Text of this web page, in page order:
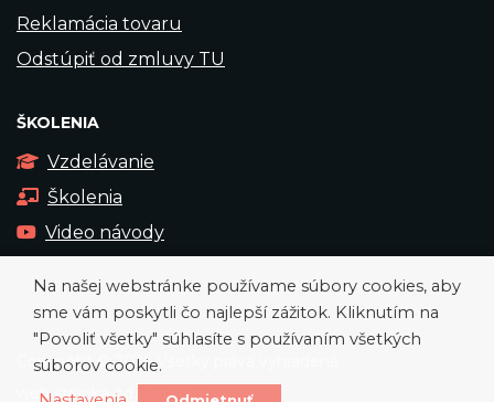
Reklamácia tovaru
Odstúpiť od zmluvy TU
ŠKOLENIA
Vzdelávanie
Školenia
Video návody
Copyright © 2026 Všetky práva vyhradené
web stránka od
okto-digital
Na našej webstránke používame súbory cookies, aby
sme vám poskytli čo najlepší zážitok. Kliknutím na
"Povoliť všetky" súhlasíte s používaním všetkých
súborov cookie.